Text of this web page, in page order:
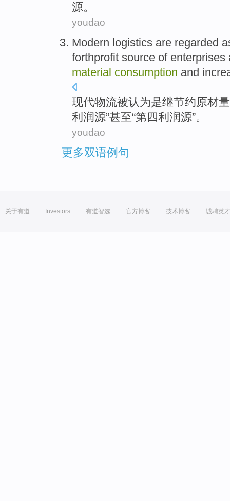
源。
youdao
Modern logistics are regarded
forthprofit source of
material consumption and
现代物流被认为是继节约原材量
利润源”甚至“第四利润源”。
youdao
更多双语例句
关于有道 Investors 有道智选 官方博客 技术博客 诚聘英才